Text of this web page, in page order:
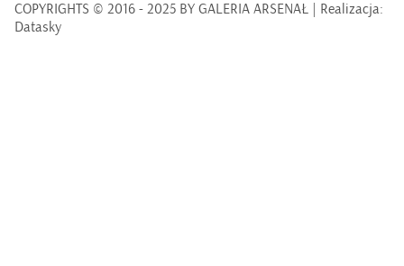
COPYRIGHTS © 2016 - 2025 BY GALERIA ARSENAŁ | Realizacja:
Datasky